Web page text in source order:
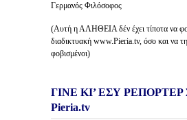
Γερμανός Φιλόσοφος
(Αυτή η ΑΛΗΘΕΙΑ δέν έχει τίποτα να
διαδικτυακή www.Pieria.tv, όσο και να
φοβισμένοι)
ΓΙΝΕ ΚΙ’ ΕΣΥ
Pieria.tv